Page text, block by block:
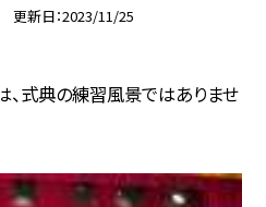
更新日 2023/11/25
、式典の練習風景ではありませ